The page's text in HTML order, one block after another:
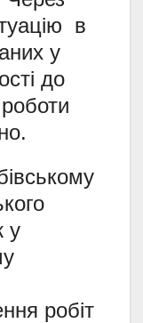
в
у
до
роботи
у
робіт